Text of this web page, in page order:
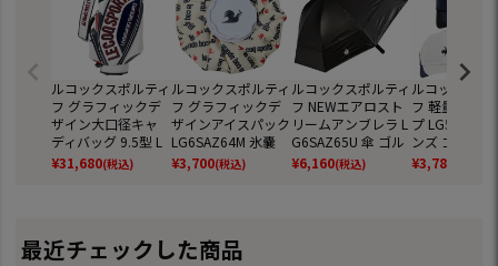
ルコックスポルティ
フ グラフィックデ
ザイン大口径キャ
ディバッグ 9.5型 L
G6SCB02M ゴルフ l
e coq sportif golf 2
¥31,680(税込)
ルコックスポルティ
フ グラフィックデ
ザインアイスパック
LG6SAZ64M 氷嚢
氷のう ゴルフ le co
q sportif golf 2026
¥3,700(税込)
ルコックスポルティ
フ NEWエアロスト
リームアンブレラ L
G6SAZ65U 傘 ゴル
フ le coq sportif go
lf 2026年モデル 日
¥6,160(税込)
ルコックスポ
フ 軽量ロゴ
プ
ンズ ゴルフ
coq sportif
25秋冬モデ
¥3,784
最近チェックした商品